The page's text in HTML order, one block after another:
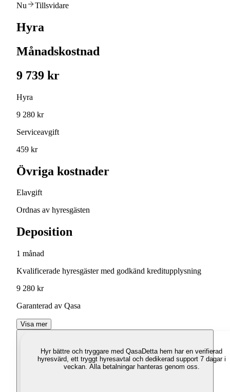
Nu Tillsvidare
Hyra
Månadskostnad
9 739 kr
Hyra
9 280 kr
Serviceavgift
459 kr
Övriga kostnader
Elavgift
Ordnas av hyresgästen
Deposition
1 månad
Kvalificerade hyresgäster med godkänd kreditupplysning
9 280 kr
Garanterad av Qasa
Visa mer
Hyr bättre och tryggare med QasaDetta hem har en verifierad
hyresvärd, ett tryggt hyresavtal och dedikerad support 7 dagar i
veckan. Alla betalningar hanteras genom oss.